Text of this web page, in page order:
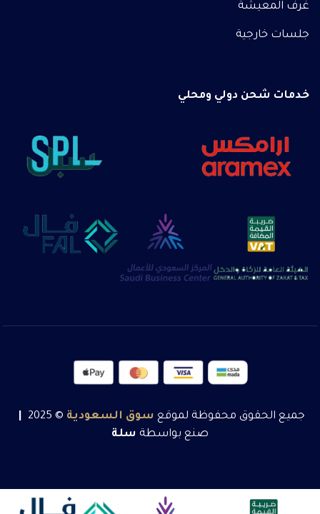
غرف المعيشة
جلسات خارجية
خدمات شحن دولي ومحلي
جميع الحقوق محفوظة لموقع سوق السعودية © 2025
صنع بواسطة سلة